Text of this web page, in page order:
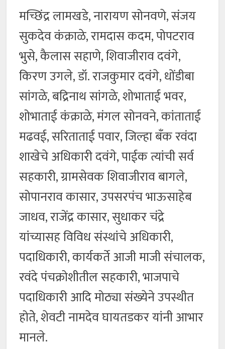
मच्छिंद्र लामखडे, नारायण सोनवणे, संजय
सुकदेव कंक्राळे, रामदास कदम, पोपटराव
भुसे, कैलास सहाणे, शिवाजीराव दवंगे,
किरण उगले, डॉ. राजकुमार दवंगे, धोंडीबा
सांगळे, बद्रिनाथ सांगळे, शोभाताई भवर,
शोभाताई कंक्राळे, मंगल सोनवने, कांताताई
मढवई, सरिताताई पवार, जिल्हा बँक रवंदा
शाखेचे अधिकारी दवंगे, पाईक त्यांची सर्व
सहकारी, ग्रामसेवक शिवाजीराव बागले,
सोपानराव कासार, उपसरपंच भाऊसाहेब
जाधव, राजेंद्र कासार, सुधाकर चंद्रे
यांच्यासह विविध संस्थांचे अधिकारी,
पदाधिकारी, कार्यकर्ते आजी माजी संचालक,
रवंदे पंचक्रोशीतील सहकारी, भाजपाचे
पदाधिकारी आदि मोठ्या संख्येने उपस्थीत
होतेे, शेवटी नामदेव घायतडकर यांनी आभार
मानले.